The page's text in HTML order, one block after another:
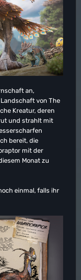
an,
von The
Kreatur, deren
und strahlt mit
bereit, die
mit der
Monat zu
einmal, falls ihr